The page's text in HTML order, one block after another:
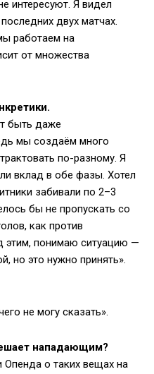
интересуют. Я видел
двух матчах.
работаем на
от множества
быть даже
мы создаём много
по-разному. Я
вклад в обе фазы. Хотел
забивали по 2–3
бы не пропускать со
как против
этим, понимаю ситуацию —
но это нужно принять».
не могу сказать».
нападающим?
о таких вещах на